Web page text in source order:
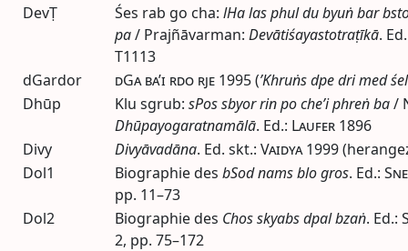
DevṬ
Śes rab go cha: lHa las phul du byuṅ bar
pa/ Prajñāvarman: Devātiśayastotraṭīkā. Ed.
T1113
dGardor
dGa ba’i rdo rje 1995(’Khruṅs dpe dri med
Dhūp
Klu sgrub: sPos sbyor rin po che’i phreṅ ba/
Dhūpayogaratnamālā. Ed.: Laufer 1896
Divy
Divyāvadāna. Ed. skt.: Vaidya 1999
Dol1
Biographie des bSod nams blo gros. Ed.:
pp. 11–73
Dol2
Biographie des Chos skyabs dpal bzaṅ. Ed.:
2, pp. 75–172